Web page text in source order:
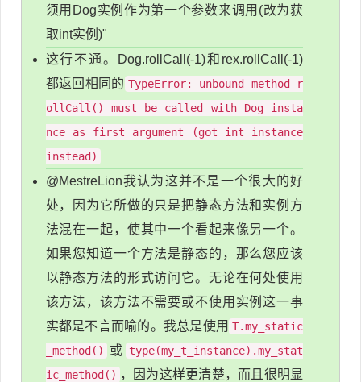
须用Dog实例作为第一个参数来调用(改为获
取int实例)"
这行不通。Dog.rollCall(-1)和rex.rollCall(-1)
都返回相同的 TypeError: unbound method r
ollCall() must be called with Dog insta
nce as first argument (got int instance
instead)
@MestreLion我认为这并不是一个很大的好
处，因为它所做的只是把静态方法和实例方
法混在一起，使其中一个看起来像另一个。
如果您知道一个方法是静态的，那么您应该
以静态方法的形式访问它。无论在何处使用
该方法，该方法不需要或不使用实例这一事
实都是不言而喻的。我总是使用 T.my_static
_method()
或 type(my_t_instance).my_stat
ic_method() ，因为这样更清楚，而且很明显